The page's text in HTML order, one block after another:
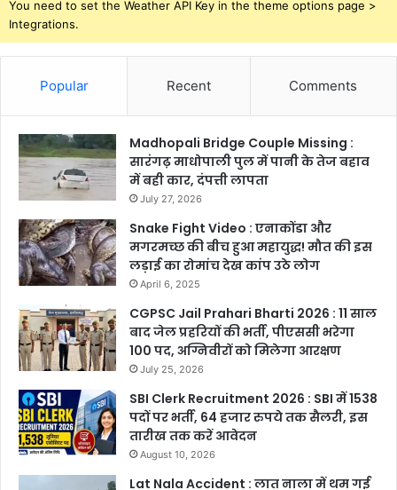
You need to set the Weather API Key in the theme options page >
Integrations.
Popular Recent Comments
Madhopali Bridge Couple Missing :
सारंगढ़ माधोपाली पुल में पानी के तेज बहाव
में बही कार, दंपत्ती लापता
July 27, 2026
Snake Fight Video : एनाकोंडा और
मगरमच्छ की बीच हुआ महायुद्ध! मौत की इस
लड़ाई का रोमांच देख कांप उठे लोग
April 6, 2025
CGPSC Jail Prahari Bharti 2026 : 11 साल
बाद जेल प्रहरियों की भर्ती, पीएससी भरेगा
100 पद, अग्निवीरों को मिलेगा आरक्षण
July 25, 2026
SBI Clerk Recruitment 2026 : SBI में 1538
पदों पर भर्ती, 64 हजार रुपये तक सैलरी, इस
तारीख तक करें आवेदन
August 10, 2026
Lat Nala Accident : लात नाला में थम गई